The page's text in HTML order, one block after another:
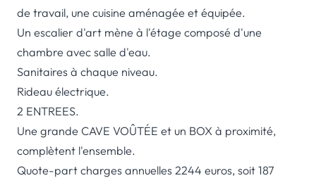
de travail, une cuisine aménagée et équipée.
Un escalier d'art mène à l'étage composé d'une
chambre avec salle d'eau.
Sanitaires à chaque niveau.
Rideau électrique.
2 ENTREES.
Une grande CAVE VOÛTÉE et un BOX à proximité,
complètent l'ensemble.
Quote-part charges annuelles 2244 euros, soit 187